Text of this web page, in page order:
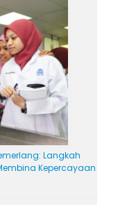
Langkah
Kepercayaan